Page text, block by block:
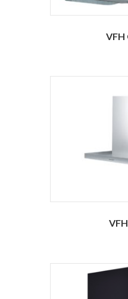
VFH